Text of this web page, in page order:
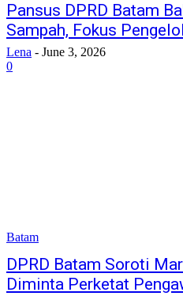
Pansus DPRD Batam
Sampah, Fokus
Lena - June 3, 2026
0
Batam
DPRD Batam Soroti
Diminta Perketat